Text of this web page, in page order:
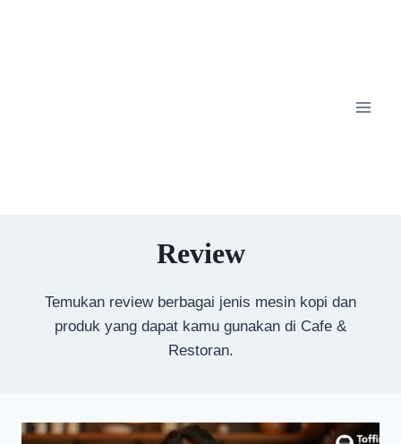
Review
Temukan review berbagai jenis mesin kopi dan
produk yang dapat kamu gunakan di Cafe &
Restoran.